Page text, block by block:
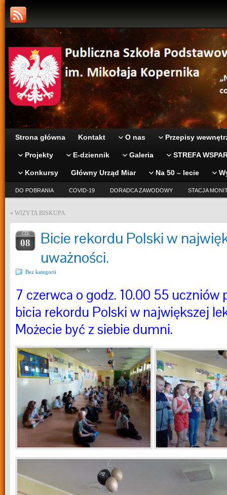
Strona główna Kontakt O nas Przepisy
Projekty E-dziennik Galeria STREFA
Konkursy Główny Urząd Miar Na 50 – lecie
DO POBRANIA COVID-19 DORADCA ZAWODOWY STACJA
« WIZYTA BISKUPA
CZE
08
Bicie rekordu Polski w
uważności.
Bez kategorii
7 czerwca o godz. 10.00 55 uczniów
bicia rekordu Polski w największej
Możecie być z siebie dumni.